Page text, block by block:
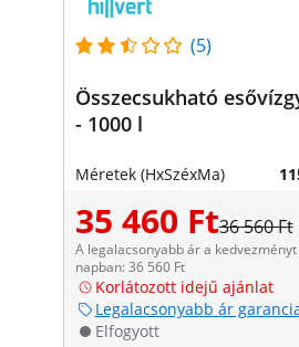
(5)
Összecsukható
- 1000 l
Méretek (HxSzéxMa)
35 460 Ft36 560 Ft
A legalacsonyabb ár a
napban: 36 560 Ft
Korlátozott idejű ajánlat
Legalacsonyabb ár
Elfogyott